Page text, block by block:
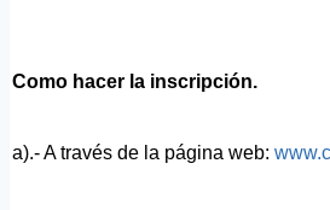
Como hacer la inscripción.
a).- A través de la página web: